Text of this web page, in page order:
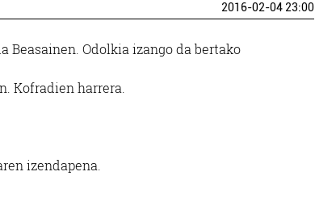
2016-02-04 23:00
Beasainen. Odolkia izango da bertako
Kofradien harrera.
izendapena.